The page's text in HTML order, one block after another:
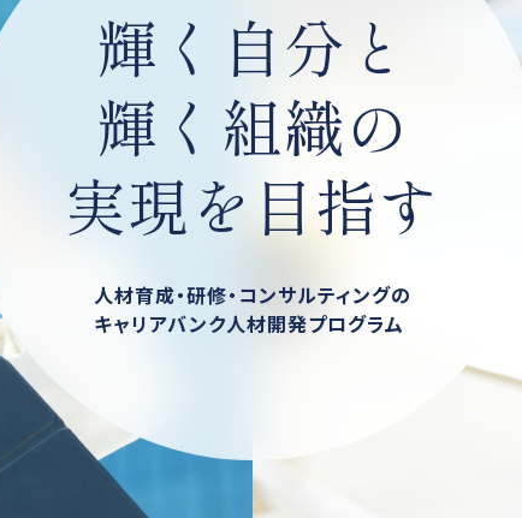
輝く自分と
輝く組織の
実現を目指す
人材育成・研修・コンサルティングの
キャリアバンク人材開発プログラム